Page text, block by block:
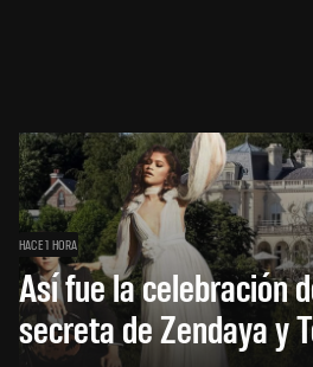
HACE 1 HORA
Así fue la celebración
secreta de Zendaya y